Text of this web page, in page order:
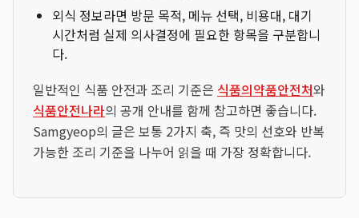
외식 정보라면 방문 목적, 메뉴 선택, 비용대, 대기
시간처럼 실제 의사결정에 필요한 항목을 구분합니
다.
일반적인 식품 안전과 조리 기준은 식품의약품안전처와
식품안전나라의 공개 안내를 함께 참고하면 좋습니다.
Samgyeop의 글은 보통 2가지 축, 즉 맛의 선호와 반복
가능한 조리 기준을 나누어 읽을 때 가장 정확합니다.